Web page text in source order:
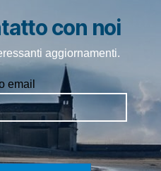
con noi
aggiornamenti.
email